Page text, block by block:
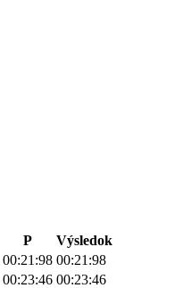
P
Výsledok
00:21:98 00:21:98
00:23:46 00:23:46